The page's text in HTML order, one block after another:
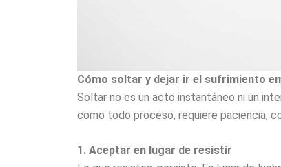
Cómo soltar y dejar ir el sufrimiento
Soltar no es un acto instantáneo ni un
como todo proceso, requiere paciencia,
1. Aceptar en lugar de resistir